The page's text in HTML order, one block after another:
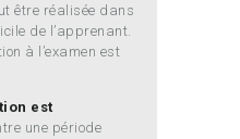
être réalisée dans
de l’apprenant.
à l’examen est
est
une période